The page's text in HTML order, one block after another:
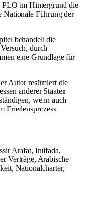
PLO im Hintergrund die
Nationale Führung der
behandelt die
durch
eine Grundlage für
Autor resümiert die
anderer Staaten
wenn auch
Friedensprozess.
Arafat, Intifada,
Verträge, Arabische
Nationalcharter,